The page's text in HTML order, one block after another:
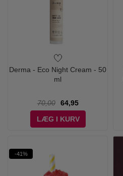
Derma - Eco Night Cream - 50
ml
70,00
64,95
LÆG I KURV
-41%